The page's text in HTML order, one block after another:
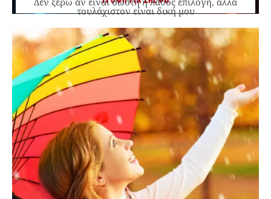
τουλάχιστον είναι δική μου